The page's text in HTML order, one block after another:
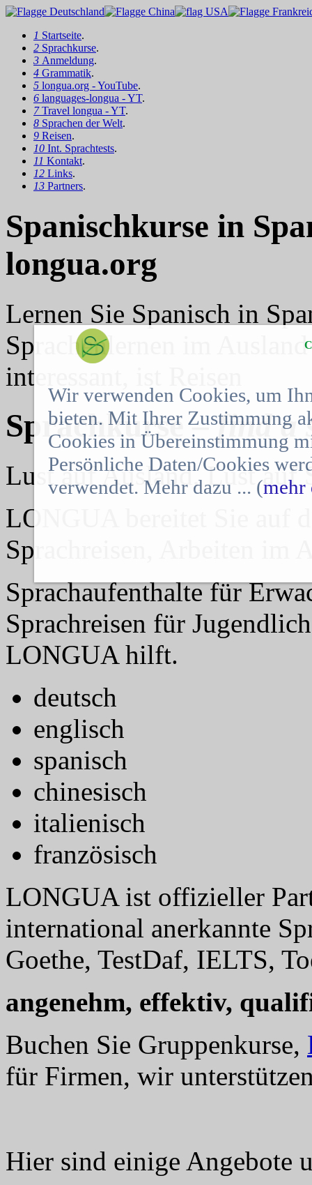
1 Startseite.
2 Sprachkurse.
3 Anmeldung.
4 Grammatik.
5 longua.org - YouTube.
6 languages-longua - YT.
7Travel longua - YT.
8 Sprachen der Welt.
9 Reisen.
10 Int. Sprachtests.
11 Kontakt.
12 Links.
13 Partners.
Wir verwenden Cookies, um
bieten. Mit Ihrer Zustimmung
Cookies in Übereinstimmung
Persönliche Daten/Cookies
verwendet. Mehr dazu ... (mehr
Spanischkurse in
longua.org
Lernen Sie Spanisch in
Sprachenlernen im
interessant, ist Reisen
Sprachkurse –find a
Lust auf Ausland, Lust auf
LONGUA bereitet Sie auf
Sprachreisen, Arbeiten im
Sprachaufenthalte für
Sprachreisen für
LONGUA hilft.
deutsch
englisch
spanisch
chinesisch
italienisch
französisch
LONGUA ist offizieller
international anerkannte
Goethe, TestDaf, IELTS,
angenehm, effektiv,
Buchen Sie Gruppenkurse,
für Firmen, wir
Hier sind einige Angebote